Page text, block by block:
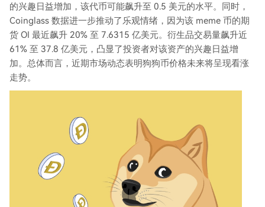
的兴趣日益增加，该代币可能飙升至 0.5 美元的水平。同时，
Coinglass 数据进一步推动了乐观情绪，因为该 meme 币的期
货 OI 最近飙升 20% 至 7.6315 亿美元。衍生品交易量飙升近
61% 至 37.8 亿美元，凸显了投资者对该资产的兴趣日益增
加。总体而言，近期市场动态表明狗狗币价格未来将呈现看涨
走势。